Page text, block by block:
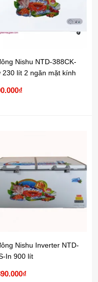
Nishu NTD-388CK-
230 lít 2 ngăn mặt kính
Nishu Inverter NTD-
In 900 lít